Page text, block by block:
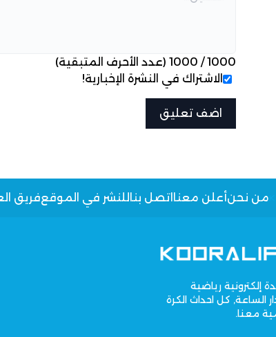
1000
/
1000 (عدد الأحرف المتبقية)
الاشتراك في النشرة الإخبارية!
من نحنأعلن معنا اتصل بنا للنشر في الموقعفريق
إلكترونية رياضية
الساعة, كل احداث الكرة
معنا.